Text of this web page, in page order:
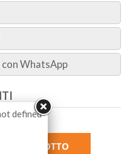
WhatsApp
defined